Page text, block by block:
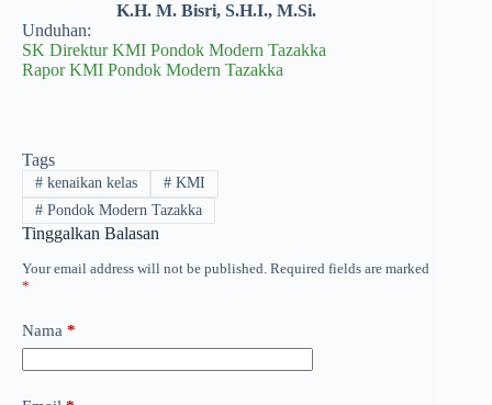
K.H. M. Bisri, S.H.I., M.Si.
Unduhan:
SK Direktur KMI Pondok Modern Tazakka
Rapor KMI Pondok Modern Tazakka
Tags
#kenaikan kelas #KMI
#Pondok Modern Tazakka
Tinggalkan Balasan
Your email address will not be published. Required fields are marked
*
Nama *